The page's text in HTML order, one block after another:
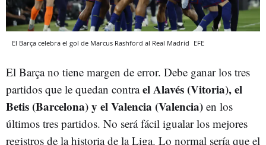
El Barça celebra el gol de Marcus Rashford al Real Madrid EFE
El Barça no tiene margen de error. Debe ganar los tres
partidos que le quedan contrael Alavés (Vitoria), el
Betis (Barcelona) y el Valencia (Valencia) en los
últimos tres partidos. No será fácil igualar los mejores
registros de la historia de la Liga. Lo normal sería que el